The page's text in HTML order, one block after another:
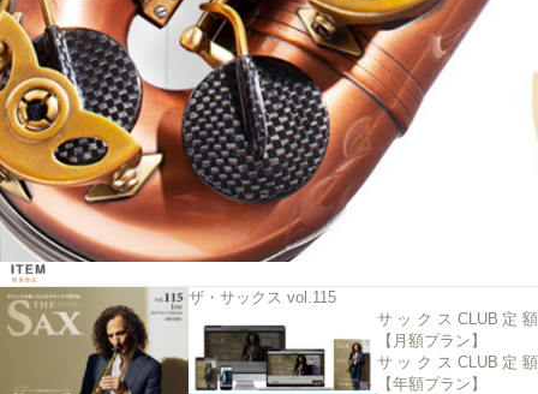
ザ・サックス vol.115
サックスCLUB定額
【月額プラン】
サックスCLUB定額
【年額プラン】